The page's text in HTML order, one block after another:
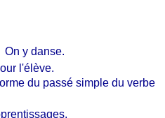
On y danse.
l'élève.
du passé simple du verbe